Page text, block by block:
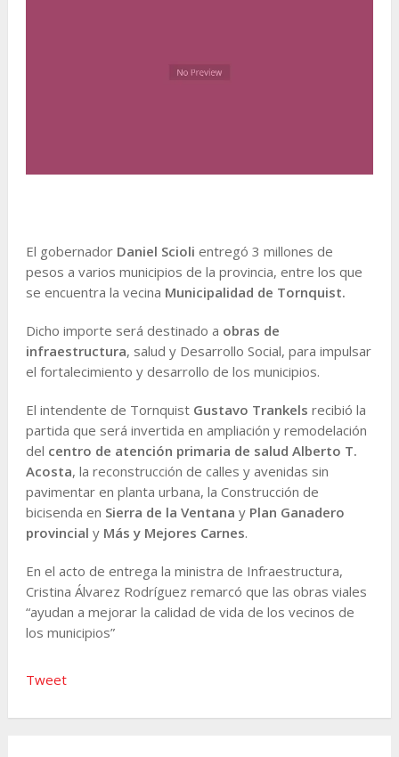
El gobernador Daniel Scioli entregó 3 millones de
pesos a varios municipios de la provincia, entre los que
se encuentra la vecina Municipalidad de Tornquist.
Dicho importe será destinado a obras de
infraestructura, salud y Desarrollo Social, para impulsar
el fortalecimiento y desarrollo de los municipios.
El intendente de Tornquist Gustavo Trankels recibió la
partida que será invertida en ampliación y remodelación
del centro de atención primaria de salud Alberto T.
Acosta, la reconstrucción de calles y avenidas sin
pavimentar en planta urbana, la Construcción de
bicisenda en Sierra de la Ventana y Plan Ganadero
provincial yMás y Mejores Carnes.
En el acto de entrega la ministra de Infraestructura,
Cristina Álvarez Rodríguez remarcó que las obras viales
“ayudan a mejorar la calidad de vida de los vecinos de
los municipios”
Tweet